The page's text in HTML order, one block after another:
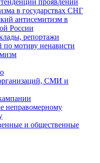
проявлений
в государствах СНГ
антисемитизм в
России
репортажи
по мотиву ненависти
СМИ и
неправомерному
и общественные